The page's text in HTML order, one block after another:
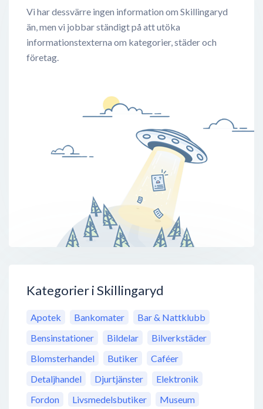
Vi har dessvärre ingen information om Skillingaryd
än, men vi jobbar ständigt på att utöka
informationstexterna om kategorier, städer och
företag.
Kategorier i Skillingaryd
Apotek Bankomater
Bar & Nattklubb
Bensinstationer
Bildelar
Bilverkstäder
Blomsterhandel
Butiker
Caféer
Detaljhandel
Djurtjänster
Elektronik
Fordon
Livsmedelsbutiker
Museum